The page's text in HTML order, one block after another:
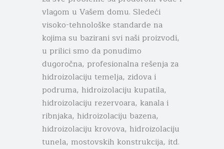
vlagom u Vašem domu. Sledeći
visoko-tehnološke standarde na
kojima su bazirani svi naši proizvodi,
u prilici smo da ponudimo
dugoročna, profesionalna rešenja za
hidroizolaciju temelja, zidova i
podruma, hidroizolaciju kupatila,
hidroizolaciju rezervoara, kanala i
ribnjaka, hidroizolaciju bazena,
hidroizolaciju krovova, hidroizolaciju
tunela, mostovskih konstrukcija, itd.